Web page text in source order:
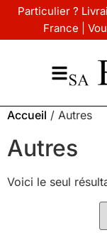
Particulier ?
France |
Accueil / Autres
Autres
Voici le seul